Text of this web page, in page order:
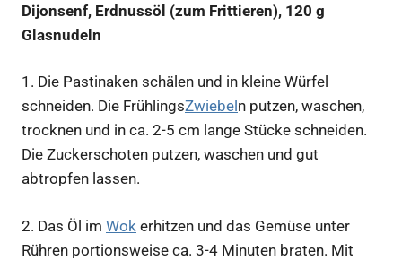
Dijonsenf, Erdnussöl (zum Frittieren), 120 g
Glasnudeln
1. Die Pastinaken schälen und in kleine Würfel
schneiden. Die FrühlingsZwiebel n putzen, waschen,
trocknen und in ca. 2-5 cm lange Stücke schneiden.
Die Zuckerschoten putzen, waschen und gut
abtropfen lassen.
2. Das Öl im Wok erhitzen und das Gemüse unter
Rühren portionsweise ca. 3-4 Minuten braten. Mit